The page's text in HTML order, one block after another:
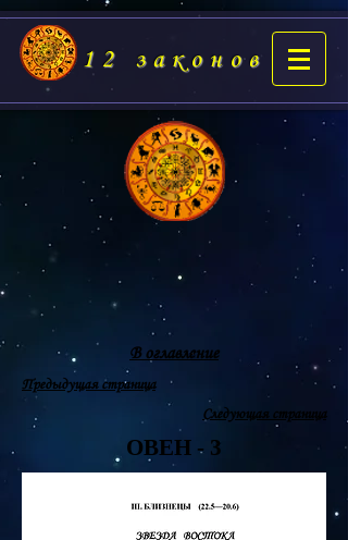
12 законов
В оглавление
Предыдущая страница
Следующая страница
ОВЕН - 3